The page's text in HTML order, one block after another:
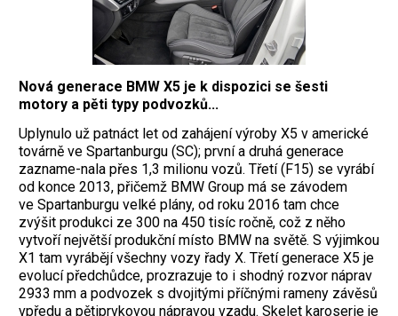
Nová generace BMW X5 je k dispozici se šesti
motory a pěti typy podvozků...
Uplynulo už patnáct let od zahájení výroby X5 v americké
továrně ve Spartanburgu (SC); první a druhá generace
zazname-nala přes 1,3 milionu vozů. Třetí (F15) se vyrábí
od konce 2013, přičemž BMW Group má se závodem
ve Spartanburgu velké plány, od roku 2016 tam chce
zvýšit produkci ze 300 na 450 tisíc ročně, což z něho
vytvoří největší produkční místo BMW na světě. S výjimkou
X1 tam vyrábějí všechny vozy řady X. Třetí generace X5 je
evolucí předchůdce, prozrazuje to i shodný rozvor náprav
2933 mm a podvozek s dvojitými příčnými rameny závěsů
vpředu a pětiprvkovou nápravou vzadu. Skelet karoserie je